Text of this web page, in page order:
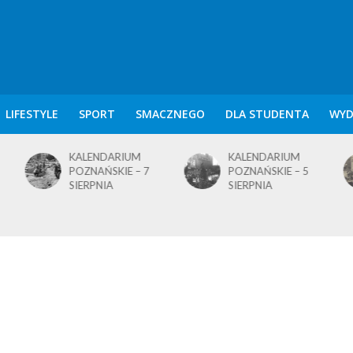
LIFESTYLE SPORT SMACZNEGO DLA STUDENTA
KALENDARIUM
POZNAŃSKIE – 7
SIERPNIA
KALENDARIUM
POZNAŃSKIE – 5
SIERPNIA